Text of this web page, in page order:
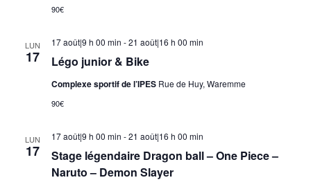
90€
LUN
17 Légo junior & Bike
17 août|9 h 00 min -21 août|16 h 00 min
Complexe sportif de l’IPES Rue de Huy, Waremme
90€
LUN
17
Stage légendaire Dragon ball – One Piece –
Naruto – Demon Slayer
17 août|9 h 00 min -21 août|16 h 00 min